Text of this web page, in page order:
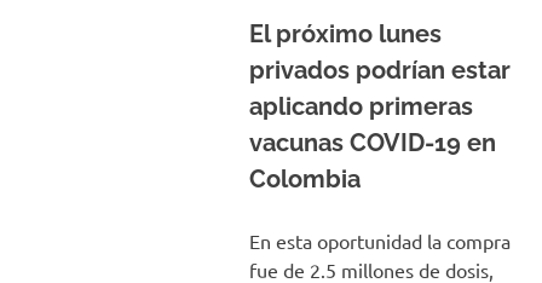
El próximo lunes
privados podrían estar
aplicando primeras
vacunas COVID-19 en
Colombia
En esta oportunidad la compra
fue de 2.5 millones de dosis,